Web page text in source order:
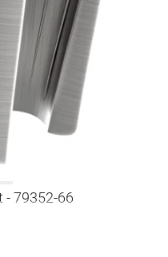
- 79352-66